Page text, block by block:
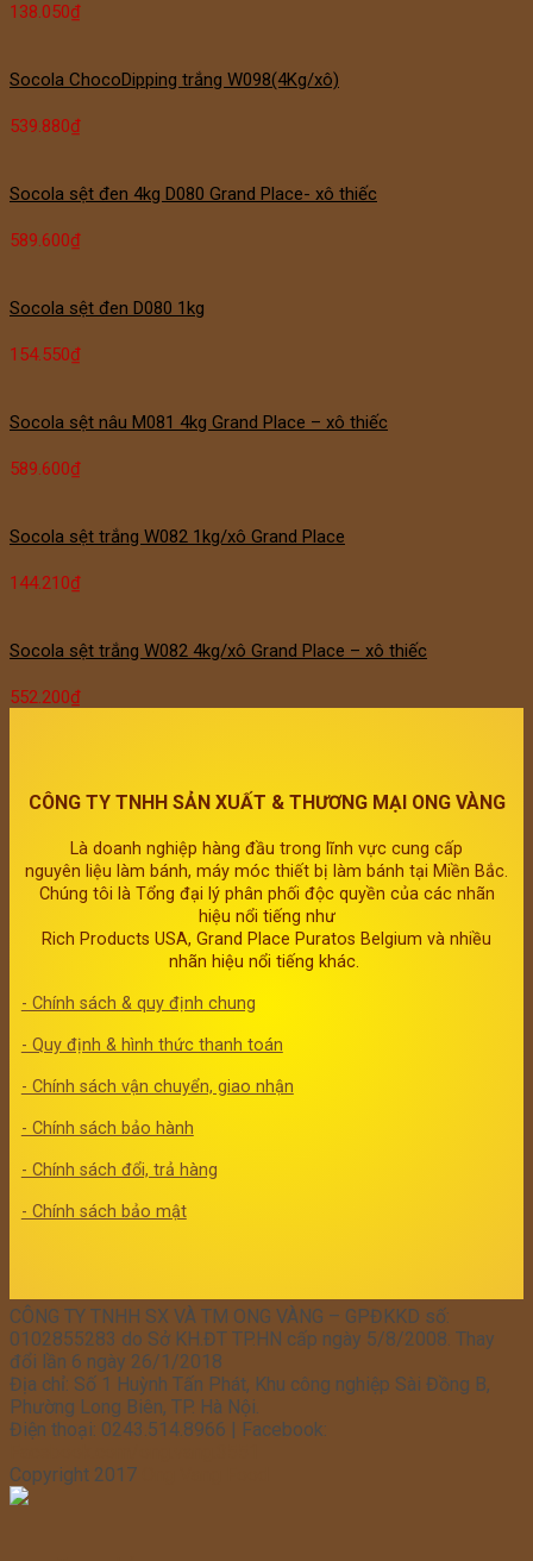
138.050₫
Socola ChocoDipping trắng W098(4Kg/xô)
539.880₫
Socola sệt đen 4kg D080 Grand Place- xô thiếc
589.600₫
Socola sệt đen D080 1kg
154.550₫
Socola sệt nâu M081 4kg Grand Place – xô thiếc
589.600₫
Socola sệt trắng W082 1kg/xô Grand Place
144.210₫
Socola sệt trắng W082 4kg/xô Grand Place – xô thiếc
552.200₫
CÔNG TY TNHH SẢN XUẤT & THƯƠNG MẠI ONG VÀNG
Là doanh nghiệp hàng đầu trong lĩnh vực cung cấp
nguyên liệu làm bánh, máy móc thiết bị làm bánh tại Miền Bắc.
Chúng tôi là Tổng đại lý phân phối độc quyền của các nhãn
hiệu nổi tiếng như
Rich Products USA, Grand Place Puratos Belgium và nhiều
nhãn hiệu nổi tiếng khác.
- Chính sách & quy định chung
- Quy định & hình thức thanh toán
- Chính sách vận chuyển, giao nhận
- Chính sách bảo hành
- Chính sách đổi, trả hàng
- Chính sách bảo mật
CÔNG TY TNHH SX VÀ TM ONG VÀNG – GPĐKKD số:
0102855283 do Sở KH.ĐT TP.HN cấp ngày 5/8/2008. Thay
đổi lần 6 ngày 26/1/2018
Địa chỉ: Số 1 Huỳnh Tấn Phát, Khu công nghiệp Sài Đồng B,
Phường Long Biên, TP. Hà Nội.
Điện thoại: 0243.514.8966 | Facebook:
Copyright 2017